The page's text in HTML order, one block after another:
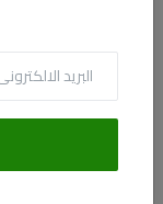
البريد الالكترونى
التعليق